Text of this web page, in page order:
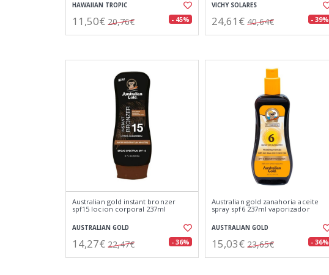
HAWAIIAN TROPIC
11,50€ 20,76€ - 45%
VICHY SOLARES
24,61€ 40,64€ - 39%
Australian gold instant bronzer
spf15 locion corporal 237ml
AUSTRALIAN GOLD
14,27€ 22,47€ - 36%
Australian gold zanahoria aceite
spray spf6 237ml vaporizador
AUSTRALIAN GOLD
15,03€ 23,65€ - 36%